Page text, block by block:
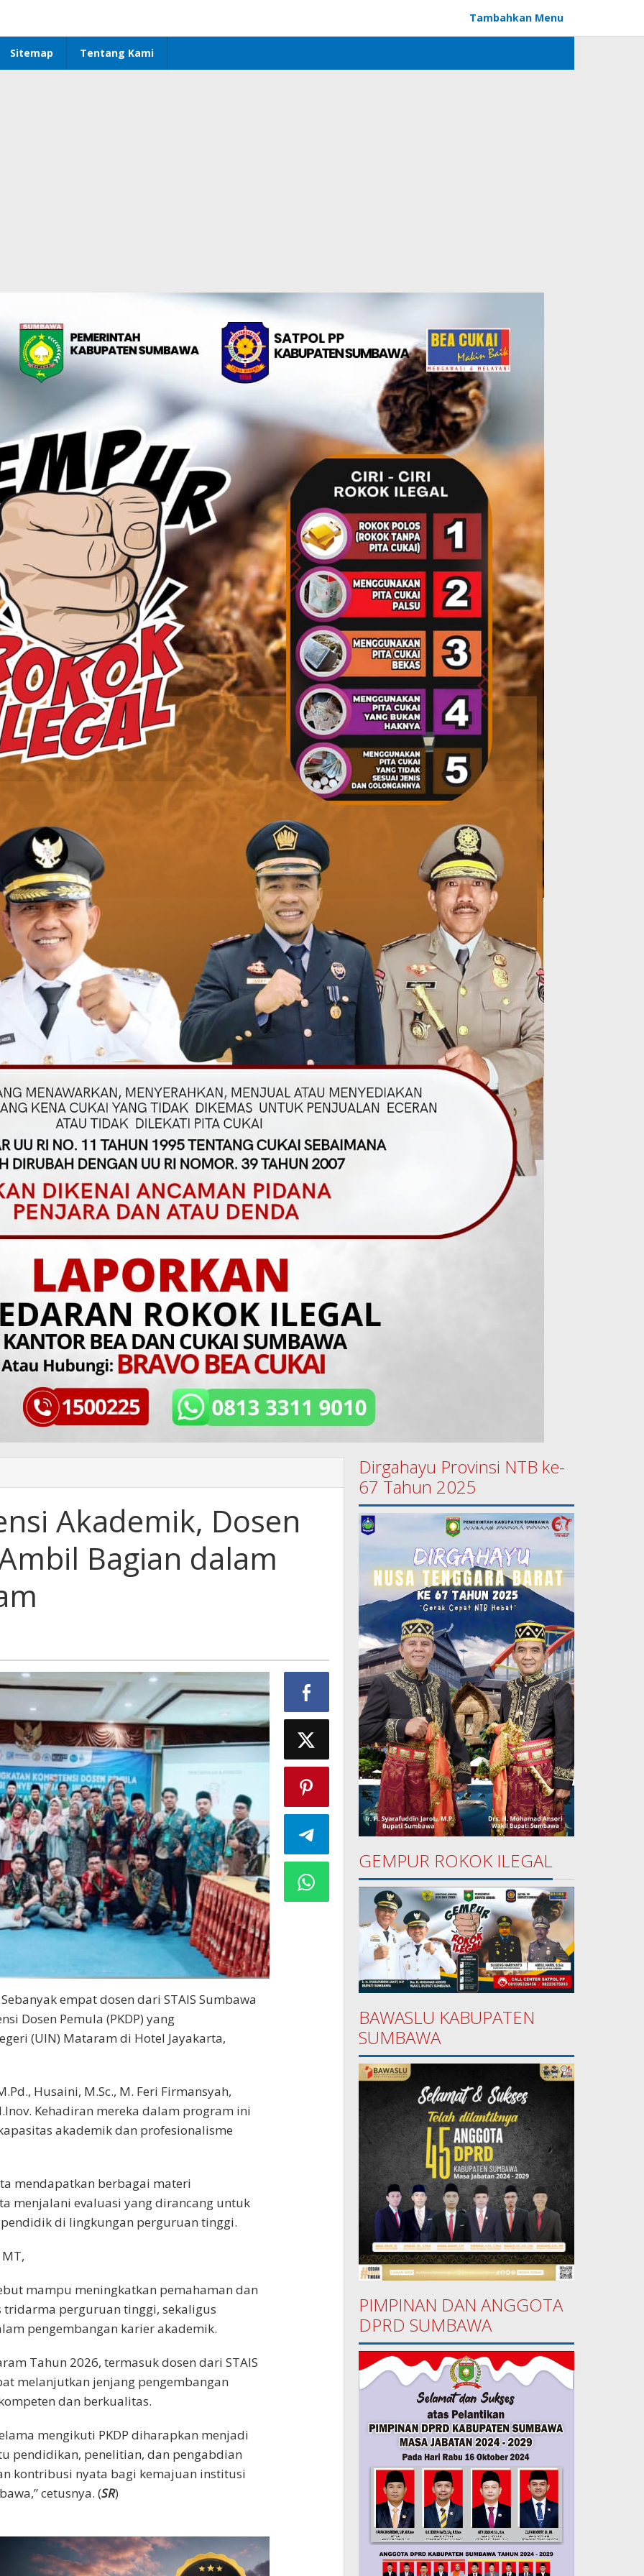
Tambahkan Menu
Sitemap Tentang Kami
Akademik, Dosen
Bagian dalam
Sebanyak empat dosen dari STAIS Sumbawa
Dosen Pemula (PKDP) yang
(UIN) Mataram di Hotel Jayakarta,
Husaini, M.Sc., M. Feri Firmansyah,
Kehadiran mereka dalam program ini
akademik dan profesionalisme
mendapatkan berbagai materi
menjalani evaluasi yang dirancang untuk
di lingkungan perguruan tinggi.
mampu meningkatkan pemahaman dan
perguruan tinggi, sekaligus
pengembangan karier akademik.
Tahun 2026, termasuk dosen dari STAIS
melanjutkan jenjang pengembangan
dan berkualitas.
mengikuti PKDP diharapkan menjadi
pendidikan, penelitian, dan pengabdian
kontribusi nyata bagi kemajuan institusi
cetusnya. (SR)
Dirgahayu Provinsi NTB ke-
67 Tahun 2025
GEMPUR ROKOK ILEGAL
BAWASLU KABUPATEN
SUMBAWA
PIMPINAN DAN ANGGOTA
DPRD SUMBAWA